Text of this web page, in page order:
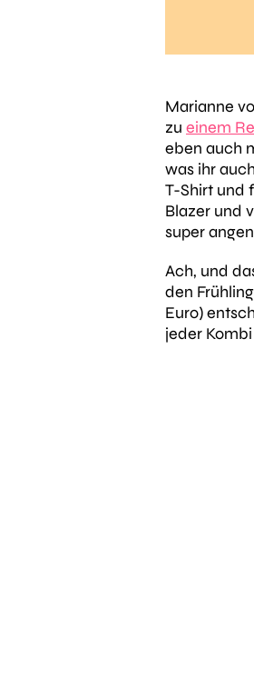
Marianne
zu einem
eben auch
was ihr
T-Shirt und
Blazer und
super
Ach, und
den
Euro)
jeder